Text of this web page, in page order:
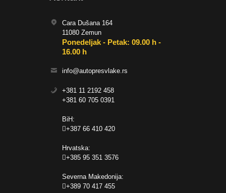
Cara Dušana 164
11080 Zemun
Ponedeljak - Petak: 09.00 h -
16.00 h
info@autopresvlake.rs
+381 11 2192 458
+381 60 705 0391
BiH:
+387 66 410 420
Hrvatska:
+385 95 351 3576
Severna Makedonija:
+389 70 417 455